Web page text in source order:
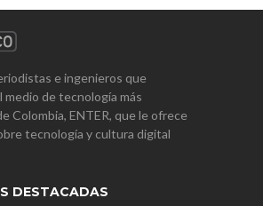
e ingenieros que
medio de tecnología más
Colombia, ENTER, que le ofrece
tecnología y cultura digital
DESTACADAS